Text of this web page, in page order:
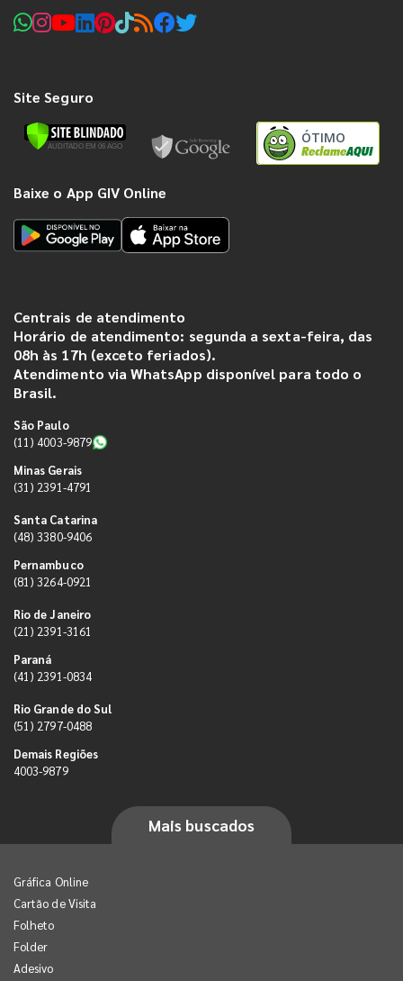
Site Seguro
ÓTIMO
Baixe o App GIV Online
Centrais de atendimento
Horário de atendimento: segunda a sexta-feira, das
08h às 17h (exceto feriados).
Atendimento via WhatsApp disponível para todo o
Brasil.
São Paulo
(11) 4003-9879
Minas Gerais
(31) 2391-4791
Santa Catarina
(48) 3380-9406
Pernambuco
(81) 3264-0921
Rio de Janeiro
(21) 2391-3161
Paraná
(41) 2391-0834
Rio Grande do Sul
(51) 2797-0488
Demais Regiões
4003-9879
Mais buscados
Gráfica Online
Cartão de Visita
Folheto
Folder
Adesivo